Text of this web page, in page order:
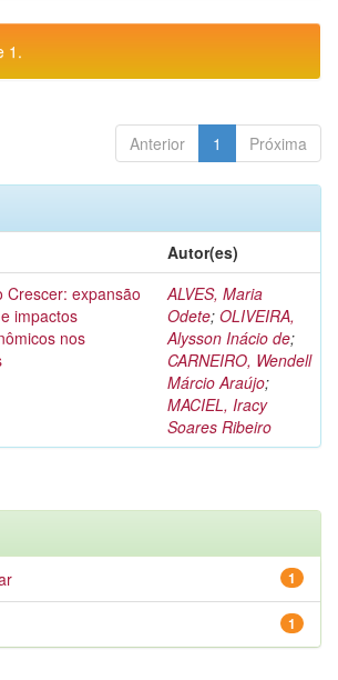
1.
Anterior 1 Próxima
Autor(es)
Crescer: expansão
impactos
nos
ALVES, Maria
Odete; OLIVEIRA,
Alysson Inácio de;
CARNEIRO, Wendell
Márcio Araújo;
MACIEL, Iracy
Soares Ribeiro
1
1